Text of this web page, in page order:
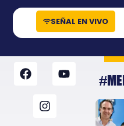
contenido
SEÑAL EN VIVO